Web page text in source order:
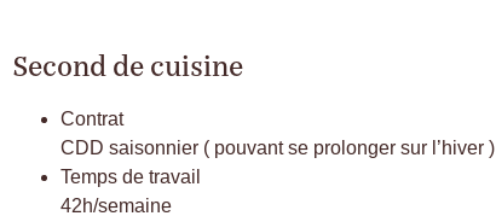
Second de cuisine
Contrat
CDD saisonnier ( pouvant se prolonger sur l’hiver )
Temps de travail
42h/semaine